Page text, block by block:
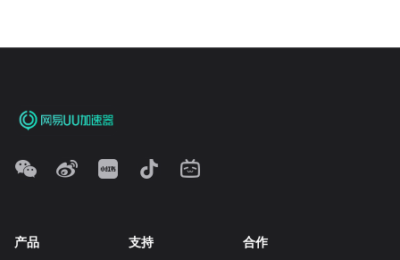
产品 支持 合作